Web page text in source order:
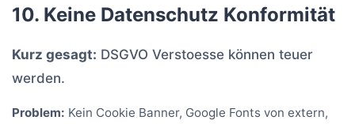
10. Keine Datenschutz Konformität
Kurz gesagt: DSGVO Verstoesse können teuer
werden.
Problem: Kein Cookie Banner, Google Fonts von extern,